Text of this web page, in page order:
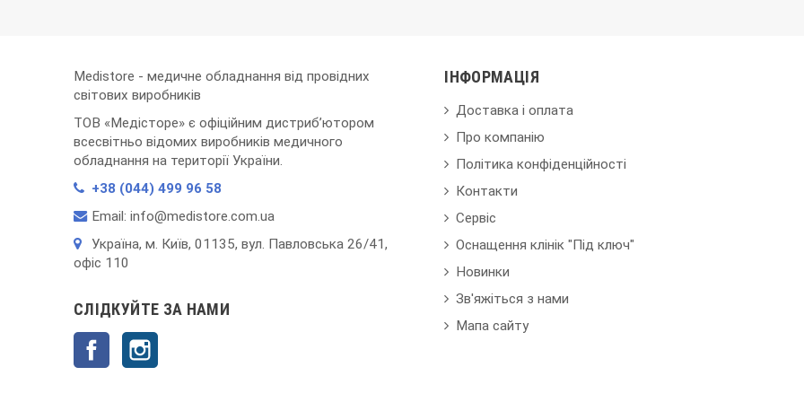
Medistore - медичне обладнання від провідних
світових виробників
ТОВ «Медісторе» є офіційним дистриб’ютором
всесвітньо відомих виробників медичного
обладнання на території України.
+38 (044) 499 96 58
Email: info@medistore.com.ua
Українa, м. Київ, 01135, вул. Павловська 26/41,
офіс 110
СЛІДКУЙТЕ ЗА НАМИ
Facebook
ІНФОРМАЦІЯ
Доставка і оплата
Про компанію
Політика конфіденційності
Контакти
Сервіс
Оснащення клінік "Під ключ"
Новинки
Зв'яжіться з нами
Мапа сайту